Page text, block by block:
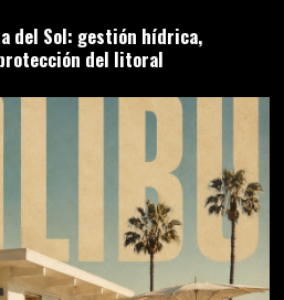
del Sol: gestión hídrica,
del litoral